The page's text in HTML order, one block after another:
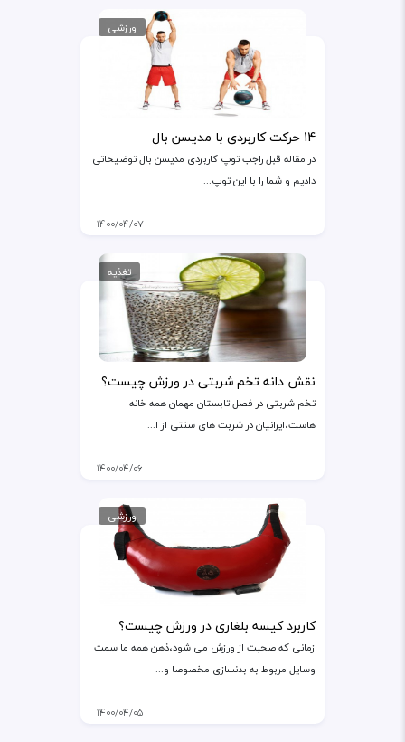
ورزشی
14 حرکت کاربردی با مدیسن بال
در مقاله قبل راجب توپ کاربردی مدیسن بال توضیحاتی
دادیم و شما را با این توپ...
۱۴۰۰/۰۴/۰۷
تغذیه
نقش دانه تخم شربتی در ورزش چیست؟
تخم شربتی در فصل تابستان مهمان همه خانه
هاست،ایرانیان در شربت های سنتی از ا...
۱۴۰۰/۰۴/۰۶
ورزشی
کاربرد کیسه بلغاری در ورزش چیست؟
زمانی که صحبت از ورزش می شود،ذهن همه ما سمت
وسایل مربوط به بدنسازی مخصوصا و...
۱۴۰۰/۰۴/۰۵